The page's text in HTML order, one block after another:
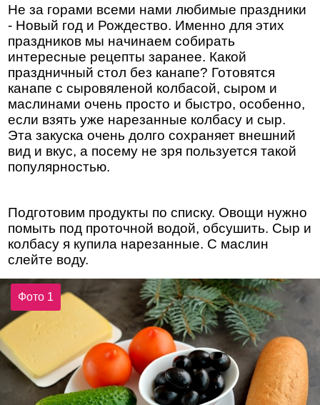
Не за горами всеми нами любимые праздники
- Новый год и Рождество. Именно для этих
праздников мы начинаем собирать
интересные рецепты заранее. Какой
праздничный стол без канапе? Готовятся
канапе с сыровяленой колбасой, сыром и
маслинами очень просто и быстро, особенно,
если взять уже нарезанные колбасу и сыр.
Эта закуска очень долго сохраняет внешний
вид и вкус, а посему не зря пользуется такой
популярностью.
Подготовим продукты по списку. Овощи нужно
помыть под проточной водой, обсушить. Сыр и
колбасу я купила нарезанные. С маслин
слейте воду.
Фото 1